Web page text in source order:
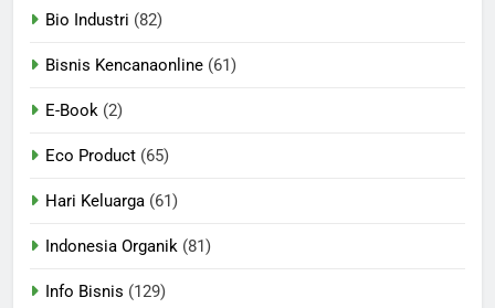
Bio Industri (82)
Bisnis Kencanaonline (61)
E-Book (2)
Eco Product (65)
Hari Keluarga (61)
Indonesia Organik (81)
Info Bisnis (129)